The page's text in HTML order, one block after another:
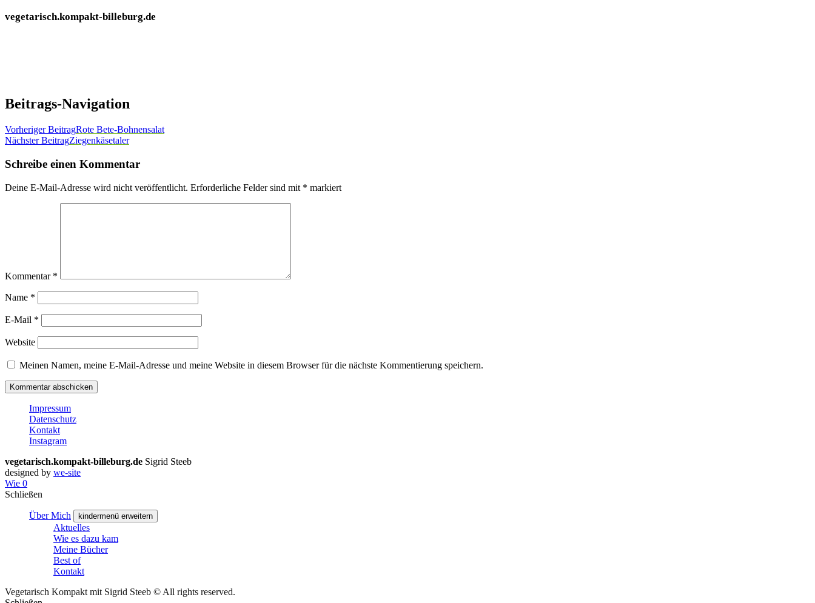
vegetarisch.kompakt-billeburg.de
Beitrags-Navigation
Vorheriger BeitragRote Bete-Bohnensalat
Nächster BeitragZiegenkäsetaler
Schreibe einen Kommentar
Deine E-Mail-Adresse wird nicht veröffentlicht. Erforderliche Felder sind mit * markiert
Kommentar *
Name *
E-Mail *
Website
Meinen Namen, meine E-Mail-Adresse und meine Website in diesem Browser für die nächste Kommentierung speichern.
Impressum
Datenschutz
Kontakt
Instagram
vegetarisch.kompakt-billeburg.de Sigrid Steeb
designed by we-site
Wie 0
Schließen
Über Mich kindermenü erweitern
Aktuelles
Wie es dazu kam
Meine Bücher
Best of
Kontakt
Vegetarisch Kompakt mit Sigrid Steeb © All rights reserved.